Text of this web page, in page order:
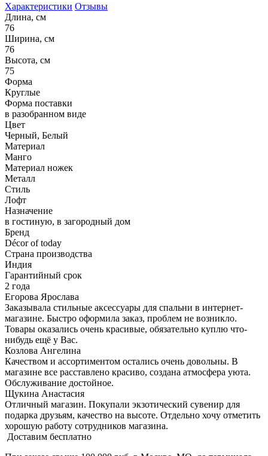
Характеристики Отзывы
Длина, см
76
Ширина, см
76
Высота, см
75
Форма
Круглые
Форма поставки
в разобранном виде
Цвет
Черный, Белый
Материал
Манго
Материал ножек
Металл
Стиль
Лофт
Назначение
в гостиную, в загородный дом
Бренд
Décor of today
Страна производства
Индия
Гарантийный срок
2 года
Егорова Ярослава
Заказывала стильные аксессуары для спальни в интернет-
магазине. Быстро оформила заказ, проблем не возникло.
Товары оказались очень красивые, обязательно куплю что-
нибудь ещё у Вас.
Козлова Ангелина
Качеством и ассортиментом остались очень довольны. В
магазине все расставлено красиво, создана атмосфера уюта.
Обслуживание достойное.
Щукина Анастасия
Отличный магазин. Покупали экзотический сувенир для
подарка друзьям, качество на высоте. Отдельно хочу отметить
хорошую работу сотрудников магазина.
Доставим бесплатно